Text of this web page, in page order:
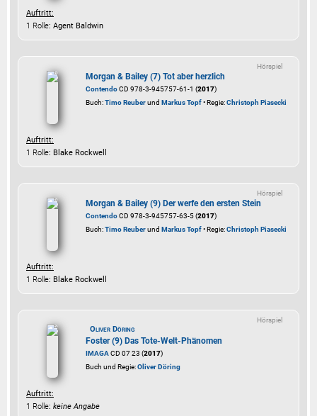
Auftritt:
1 Rolle: Agent Baldwin
Hörspiel
Morgan & Bailey (7) Tot aber herzlich
ContendoCD 978-3-945757-61-1 (2017)
Buch:Timo Reuberund Markus Topf• Regie:Christoph Piasecki
Auftritt:
1 Rolle: Blake Rockwell
Hörspiel
Morgan & Bailey (9) Der werfe den ersten Stein
ContendoCD 978-3-945757-63-5 (2017)
Buch:Timo Reuberund Markus Topf• Regie:Christoph Piasecki
Auftritt:
1 Rolle: Blake Rockwell
Hörspiel
Oliver Döring
Foster (9) Das Tote-Welt-Phänomen
IMAGACD 07 23 (2017)
Buch und Regie:Oliver Döring
Auftritt:
1 Rolle: keine Angabe